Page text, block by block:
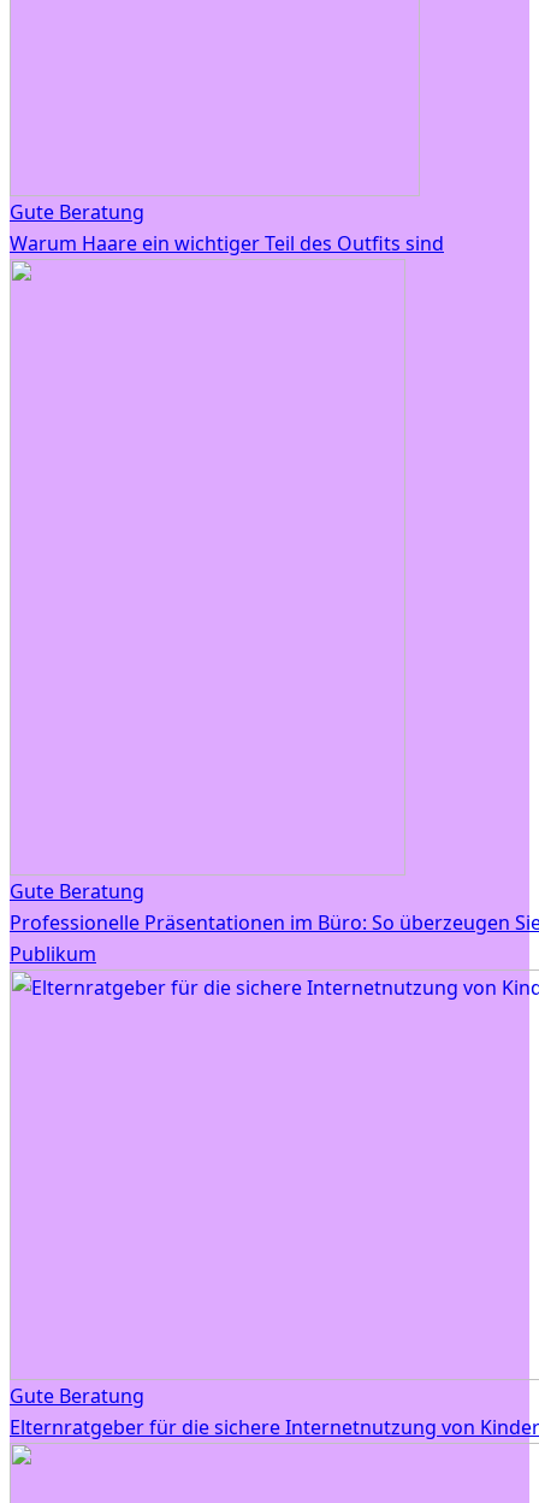
Gute Beratung
Warum Haare ein wichtiger Teil des Outfits sind
Gute Beratung
Professionelle Präsentationen im Büro: So überzeugen
Publikum
Gute Beratung
Elternratgeber für die sichere Internetnutzung von